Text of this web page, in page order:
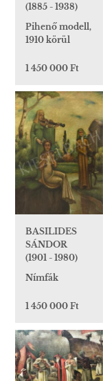
(1885 - 1938)
Pihenő modell,
1910 körül
1 450 000 Ft
BASILIDES
SÁNDOR
(1901 - 1980)
Nímfák
1 450 000 Ft